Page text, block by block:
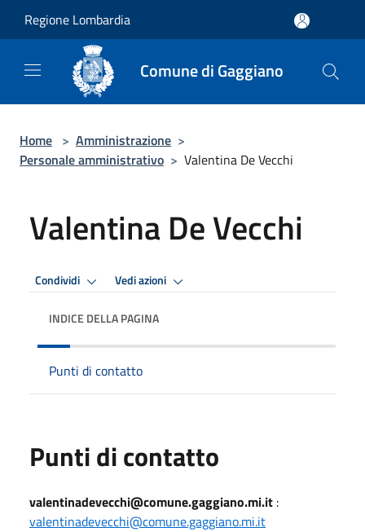
Regione Lombardia
Comune di Gaggiano
Home > Amministrazione >
Personale amministrativo > Valentina De Vecchi
Valentina De Vecchi
Condividi Vedi azioni
INDICE DELLA PAGINA
Punti di contatto
Punti di contatto
valentinadevecchi@comune.gaggiano.mi.it :
valentinadevecchi@comune.gaggiano.mi.it